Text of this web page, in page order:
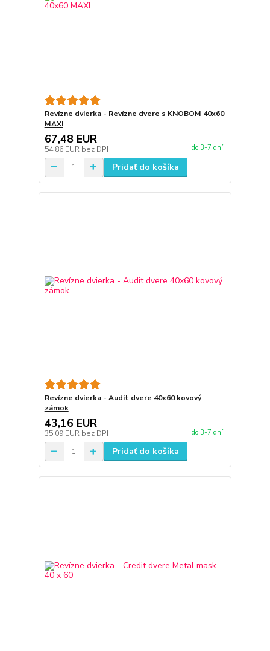
Revízne dvierka - Revízne dvere s KNOBOM 40x60
MAXI
67,48 EUR
54,86 EUR bez DPH do 3-7 dní
Pridať do košíka
Revízne dvierka - Audit dvere 40x60 kovový
zámok
43,16 EUR
35,09 EUR bez DPH do 3-7 dní
Pridať do košíka